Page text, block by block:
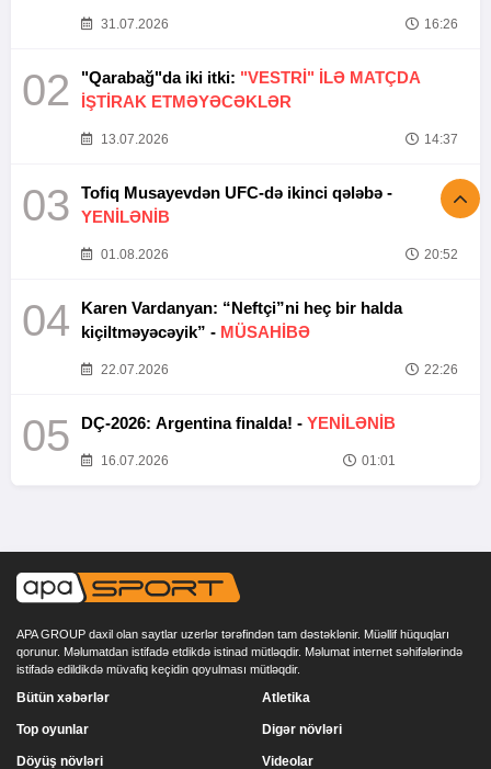
31.07.2026 16:26
02 "Qarabağ"da iki itki: "VESTRİ" İLƏ MATÇDA
İŞTİRAK ETMƏYƏCƏKLƏR
13.07.2026 14:37
03
Tofiq Musayevdən UFC-də ikinci qələbə -
YENİLƏNİB
01.08.2026 20:52
04
Karen Vardanyan: “Neftçi”ni heç bir halda
kiçiltməyəcəyik” - MÜSAHİBƏ
22.07.2026 22:26
05 DÇ-2026: Argentina finalda! - YENİLƏNİB
16.07.2026 01:01
APA GROUP daxil olan saytlar uzerlər tərəfindən tam dəstəklənir. Müəllif hüquqları
qorunur. Məlumatdan istifadə etdikdə istinad mütləqdir. Məlumat internet səhifələrində
istifadə edildikdə müvafiq keçidin qoyulması mütləqdir.
Bütün xəbərlər
Top oyunlar
Döyüş növləri
Atletika
Digər növləri
Videolar